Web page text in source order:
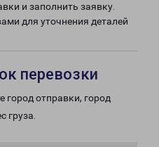
и заполнить заявку.
для уточнения деталей
перевозки
город отправки, город
груза.